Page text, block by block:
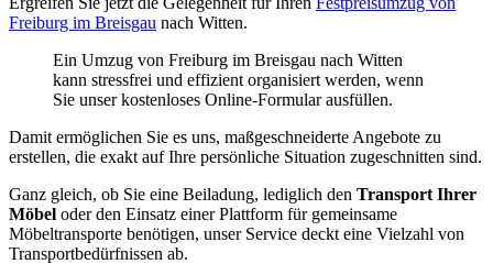
Freiburg im Breisgau nach Witten.
Ein Umzug von Freiburg im Breisgau nach Witten
kann stressfrei und effizient organisiert werden, wenn
Sie unser kostenloses Online-Formular ausfüllen.
Damit ermöglichen Sie es uns, maßgeschneiderte Angebote zu
erstellen, die exakt auf Ihre persönliche Situation zugeschnitten sind.
Ganz gleich, ob Sie eine Beiladung, lediglich den Transport Ihrer
Möbel oder den Einsatz einer Plattform für gemeinsame
Möbeltransporte benötigen, unser Service deckt eine Vielzahl von
Transportbedürfnissen ab.